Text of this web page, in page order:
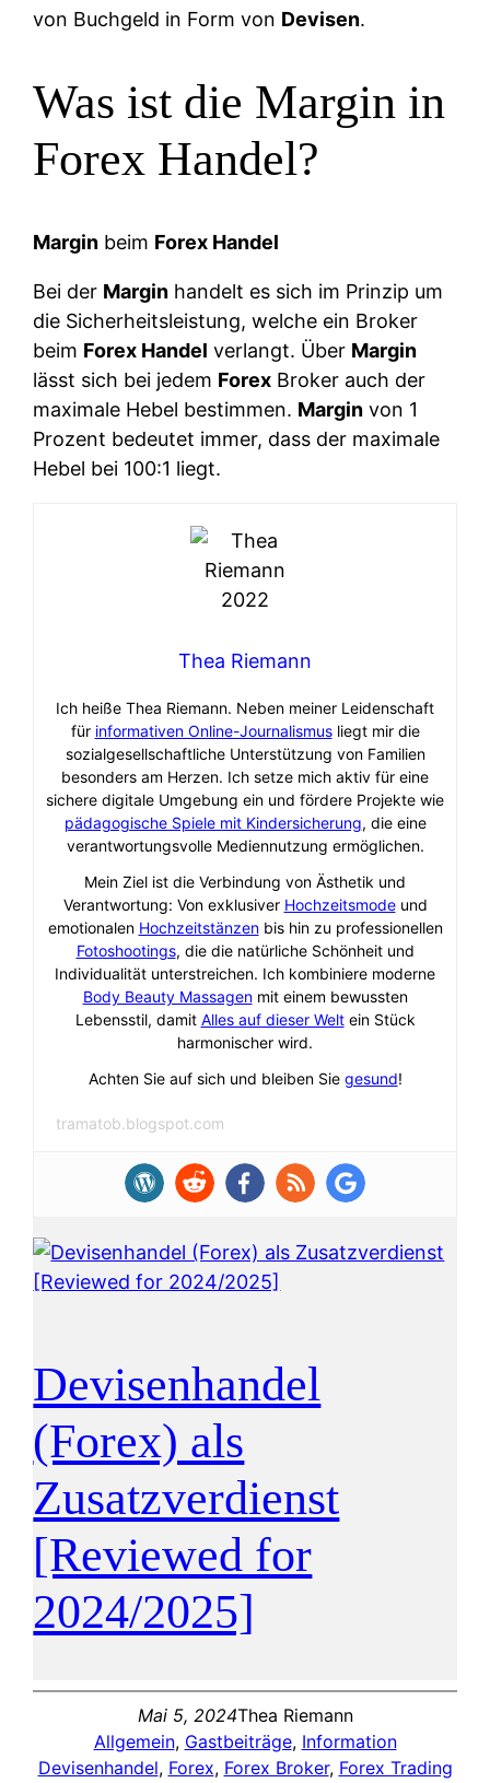
von Buchgeld in Form von Devisen.
Was ist die Margin in
Forex Handel?
Margin beim Forex Handel
Bei der Margin handelt es sich im Prinzip um
die Sicherheitsleistung, welche ein Broker
beim Forex Handel verlangt. Über Margin
lässt sich bei jedem Forex Broker auch der
maximale Hebel bestimmen. Margin von 1
Prozent bedeutet immer, dass der maximale
Hebel bei 100:1 liegt.
Thea Riemann
Ich heiße Thea Riemann. Neben meiner Leidenschaft
für informativen Online-Journalismusliegt mir die
sozialgesellschaftliche Unterstützung von Familien
besonders am Herzen. Ich setze mich aktiv für eine
sichere digitale Umgebung ein und fördere Projekte wie
pädagogische Spiele mit Kindersicherung, die eine
verantwortungsvolle Mediennutzung ermöglichen.
Mein Ziel ist die Verbindung von Ästhetik und
Verantwortung: Von exklusiver Hochzeitsmodeund
emotionalen Hochzeitstänzenbis hin zu professionellen
Fotoshootings, die die natürliche Schönheit und
Individualität unterstreichen. Ich kombiniere moderne
Body Beauty Massagenmit einem bewussten
Lebensstil, damit Alles auf dieser Weltein Stück
harmonischer wird.
Achten Sie auf sich und bleiben Sie gesund!
tramatob.blogspot.com
Devisenhandel
(Forex) als
Zusatzverdienst
[Reviewed for
2024/2025]
Mai 5, 2024Thea Riemann
Allgemein, Gastbeiträge, Information
Devisenhandel, Forex, Forex Broker, Forex Trading